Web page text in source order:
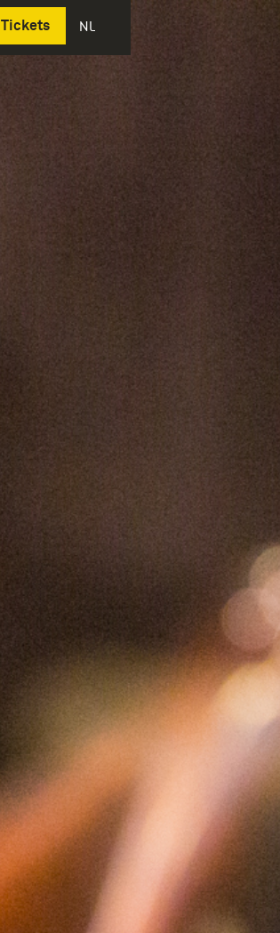
Tickets NL
Deutsch